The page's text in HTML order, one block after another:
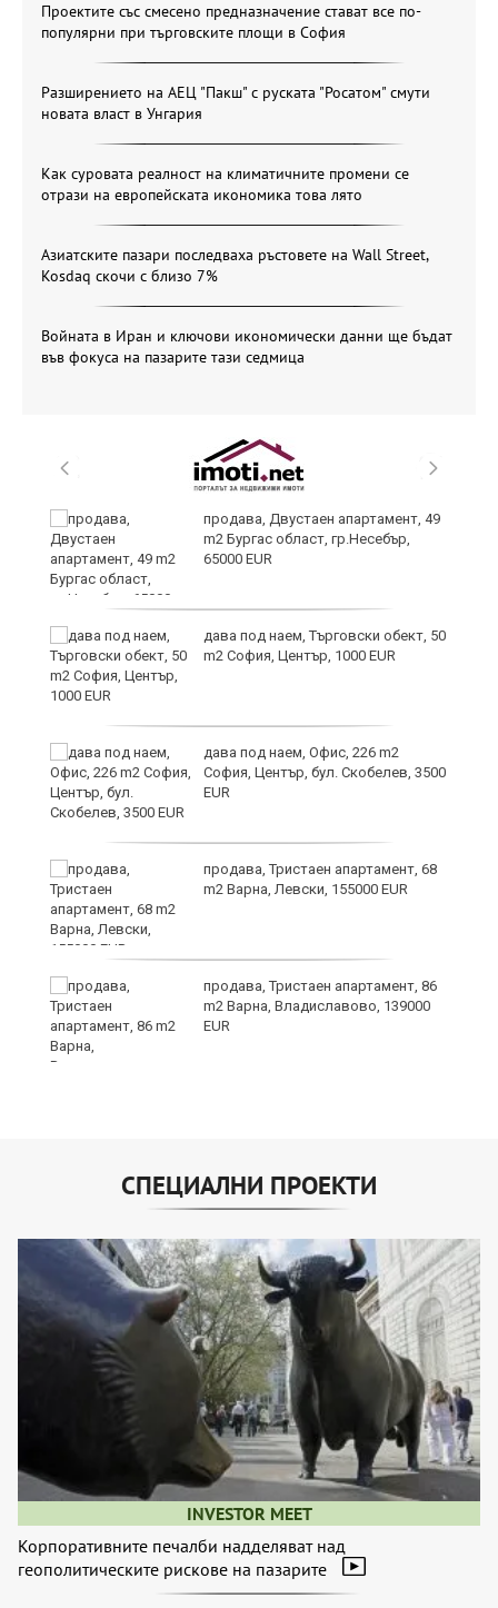
Проектите със смесено предназначение стават все по-
популярни при търговските площи в София
Разширението на АЕЦ "Пакш" с руската "Росатом" смути
новата власт в Унгария
Как суровата реалност на климатичните промени се
отрази на европейската икономика това лято
Азиатските пазари последваха ръстовете на Wall Street,
Kosdaq скочи с близо 7%
Войната в Иран и ключови икономически данни ще бъдат
във фокуса на пазарите тази седмица
продава, Двустаен апартамент, 49
m2 Бургас област, гр.Несебър,
65000 EUR
дава под наем, Търговски обект, 50
m2 София, Център, 1000 EUR
дава под наем, Офис, 226 m2
София, Център, бул. Скобелев, 3500
EUR
продава, Тристаен апартамент, 68
m2 Варна, Левски, 155000 EUR
продава, Тристаен апартамент, 86
m2 Варна, Владиславово, 139000
EUR
СПЕЦИАЛНИ ПРОЕКТИ
INVESTOR MEET
Корпоративните печалби надделяват над
геополитическите рискове на пазарите